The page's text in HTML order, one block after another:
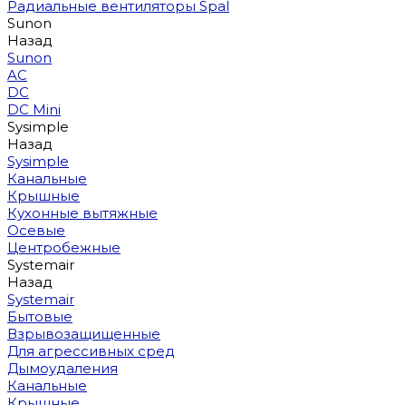
Радиальные вентиляторы Spal
Sunon
Назад
Sunon
AC
DC
DC Mini
Sysimple
Назад
Sysimple
Канальные
Крышные
Кухонные вытяжные
Осевые
Центробежные
Systemair
Назад
Systemair
Бытовые
Взрывозащищенные
Для агрессивных сред
Дымоудаления
Канальные